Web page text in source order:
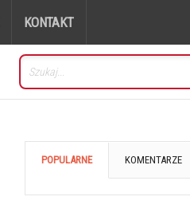
KONTAKT
POPULARNE KOMENTARZE